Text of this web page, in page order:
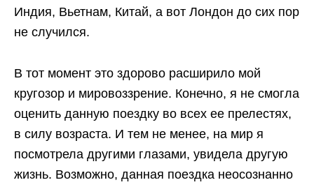
Индия, Вьетнам, Китай, а вот Лондон до сих пор
не случился.
В тот момент это здорово расширило мой
кругозор и мировоззрение. Конечно, я не смогла
оценить данную поездку во всех ее прелестях,
в силу возраста. И тем не менее, на мир я
посмотрела другими глазами, увидела другую
жизнь. Возможно, данная поездка неосознанно